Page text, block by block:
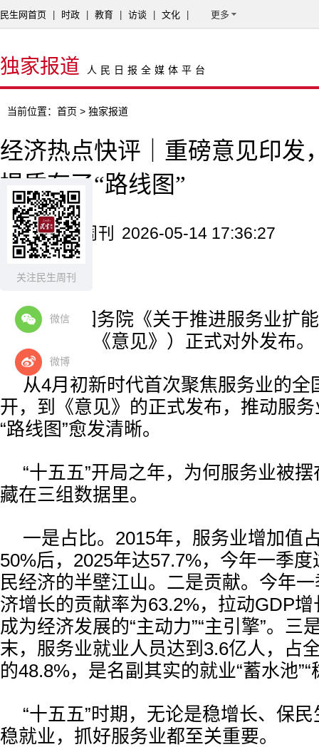
关注民生周刊
微信
微博
民生网首页 时政 教育 访谈 文化 更多
独家报道 人民日报全媒体平台
当前位置： 首页 > 独家报道
经济热点快评｜重磅意见印发
提质有了“路线图”
来源：民生周刊 2026-05-14 17:36:27
李心萍
近日，国务院《关于推进服务业扩
（以下简称《意见》）正式对外发布。
从4月初新时代首次聚焦服务业的全
开，到《意见》的正式发布，推动服
“路线图”愈发清晰。
“十五五”开局之年，为何服务业被
藏在三组数据里。
一是占比。2015年，服务业增加值
50%后，2025年达57.7%，今年一季
民经济的半壁江山。二是贡献。今年
济增长的贡献率为63.2%，拉动GDP
成为经济发展的“主动力”“主引擎”。三
末，服务业就业人员达到3.6亿人，占
的48.8%，是名副其实的就业“蓄水池”“
“十五五”时期，无论是稳增长、保
稳就业，抓好服务业都至关重要。